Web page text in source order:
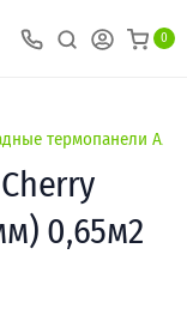
0
термопанели
0,65м2